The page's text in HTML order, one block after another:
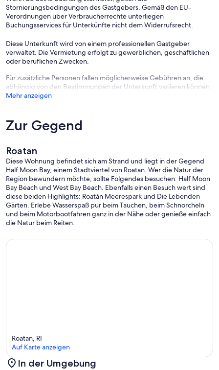
Stornierungsbedingungen des Gastgebers. Gemäß den EU-
Verordnungen über Verbraucherrechte unterliegen
Buchungsservices für Unterkünfte nicht dem Widerrufsrecht.
Diese Unterkunft wird von einem professionellen Gastgeber
verwaltet. Die Vermietung erfolgt zu gewerblichen, geschäftlichen
oder beruflichen Zwecken.
Für zusätzliche Personen fallen möglicherweise Gebühren an, die
abhängig von den Bestimmungen der Unterkunft variieren können.
Mehr anzeigen
Zur Gegend
Roatan
Diese Wohnung befindet sich am Strand und liegt in der Gegend
Half Moon Bay, einem Stadtviertel von Roatan. Wer die Natur der
Region bewundern möchte, sollte Folgendes besuchen: Half Moon
Bay Beach und West Bay Beach. Ebenfalls einen Besuch wert sind
diese beiden Highlights: Roatán Meerespark und Die Lebenden
Gärten. Erlebe Wasserspaß pur beim Tauchen, beim Schnorcheln
und beim Motorbootfahren ganz in der Nähe oder genieße einfach
die Natur beim Reiten.
Roatan, RI
Auf Karte anzeigen
In der Umgebung